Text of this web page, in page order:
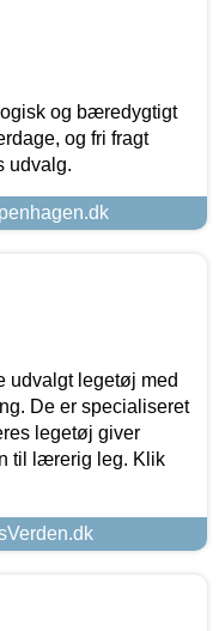
og bæredygtigt
og fri fragt
udvalg.
udvalgt legetøj med
De er specialiseret
legetøj giver
til lærerig leg. Klik